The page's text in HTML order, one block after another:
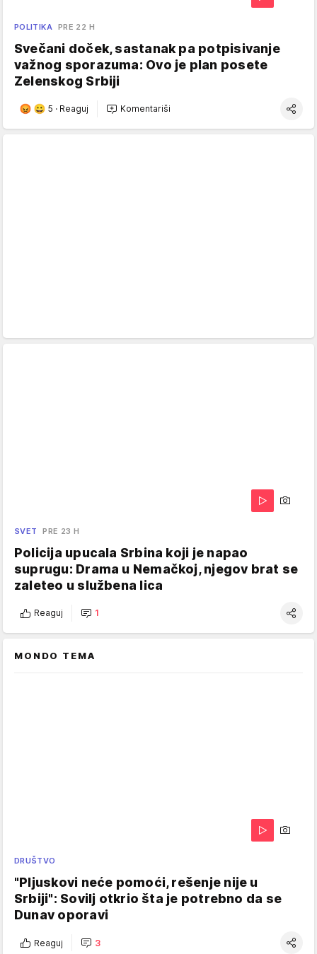
POLITIKA PRE 22 H
Svečani doček, sastanak pa potpisivanje
važnog sporazuma: Ovo je plan posete
Zelenskog Srbiji
5 · Reaguj Komentariši
SVET PRE 23 H
Policija upucala Srbina koji je napao
suprugu: Drama u Nemačkoj, njegov brat se
zaleteo u službena lica
Reaguj 1
MONDO TEMA
DRUŠTVO
"Pljuskovi neće pomoći, rešenje nije u
Srbiji": Sovilj otkrio šta je potrebno da se
Dunav oporavi
Reaguj 3